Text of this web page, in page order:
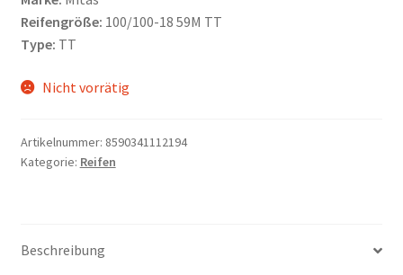
Reifengröße: 100/100-18 59M TT
Type: TT
Nicht vorrätig
Artikelnummer: 8590341112194
Kategorie: Reifen
Beschreibung